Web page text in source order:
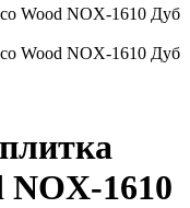
NOX-1610